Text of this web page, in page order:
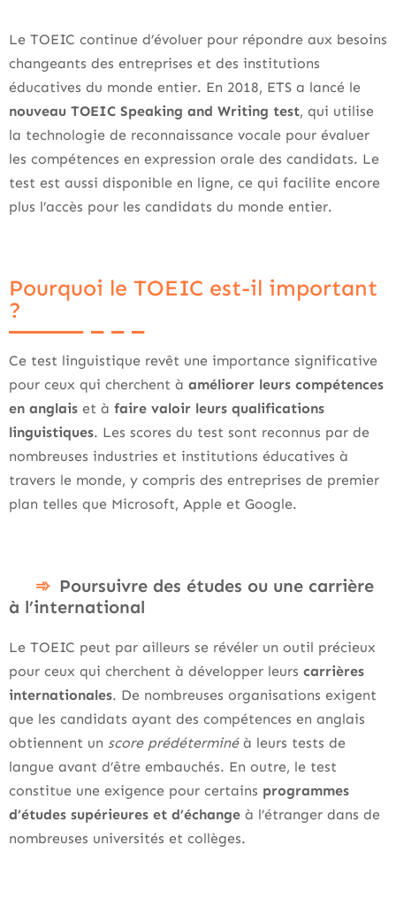
Le TOEIC continue d’évoluer pour répondre aux besoins
changeants des entreprises et des institutions
éducatives du monde entier. En 2018, ETS a lancé le
nouveau TOEIC Speaking and Writing test, qui utilise
la technologie de reconnaissance vocale pour évaluer
les compétences en expression orale des candidats. Le
test est aussi disponible en ligne, ce qui facilite encore
plus l’accès pour les candidats du monde entier.
Pourquoi le TOEIC est-il important
?
Ce test linguistique revêt une importance significative
pour ceux qui cherchent à améliorer leurs compétences
en anglais et à faire valoir leurs qualifications
linguistiques. Les scores du test sont reconnus par de
nombreuses industries et institutions éducatives à
travers le monde, y compris des entreprises de premier
plan telles que Microsoft, Apple et Google.
Poursuivre des études ou une carrière
à l’international
Le TOEIC peut par ailleurs se révéler un outil précieux
pour ceux qui cherchent à développer leurs carrières
internationales. De nombreuses organisations exigent
que les candidats ayant des compétences en anglais
obtiennent un score prédéterminéà leurs tests de
langue avant d’être embauchés. En outre, le test
constitue une exigence pour certains programmes
d’études supérieures et d’échange à l’étranger dans de
nombreuses universités et collèges.